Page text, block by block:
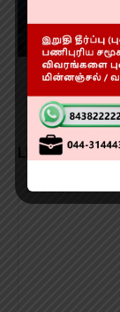
LEAVE A REPLY